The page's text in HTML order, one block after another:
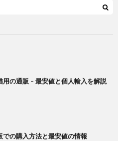
用の通販 – 最安値と個人輸入を解説
での購入方法と最安値の情報